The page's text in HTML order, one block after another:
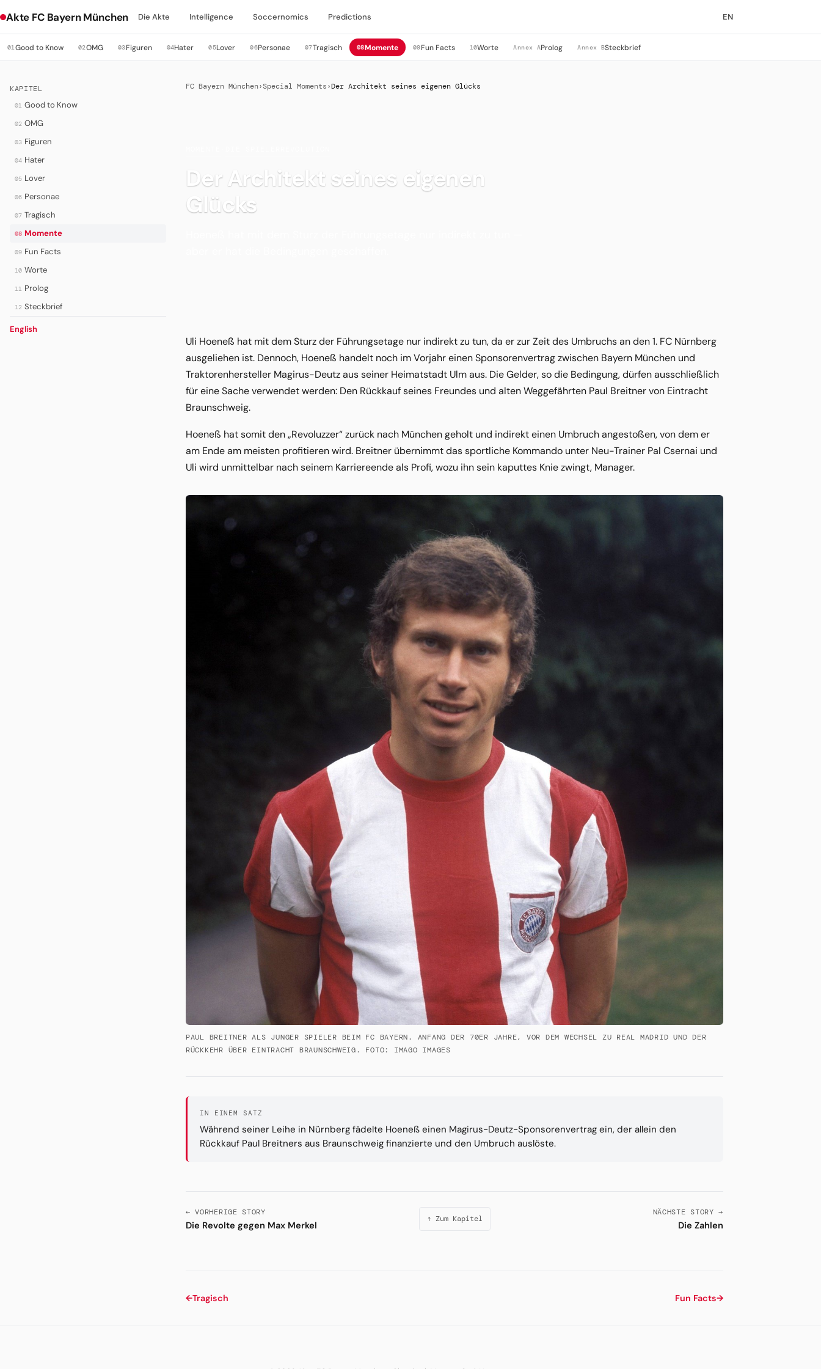
Akte FC Bayern München Die Akte Intelligence Soccernomics Predictions EN
01Good to Know 02OMG 03Figuren 04Hater 05Lover 06Personae 07Tragisch 08Momente 09Fun Facts 10Worte Annex AProlog Annex BSteckbrief
KAPITEL
01 Good to Know
02 OMG
03 Figuren
04 Hater
05 Lover
06 Personae
07 Tragisch
08 Momente
09 Fun Facts
10 Worte
11 Prolog
12 Steckbrief
English
FC Bayern München› Special Moments ›Der Architekt seines eigenen Glücks
Der Architekt seines eigenen
Glücks
Uli Hoeneß hat mit dem Sturz der Führungsetage nur indirekt zu tun, da er zur Zeit des Umbruchs an den 1. FC Nürnberg
ausgeliehen ist. Dennoch, Hoeneß handelt noch im Vorjahr einen Sponsorenvertrag zwischen Bayern München und
Traktorenhersteller Magirus-Deutz aus seiner Heimatstadt Ulm aus. Die Gelder, so die Bedingung, dürfen ausschließlich
für eine Sache verwendet werden: Den Rückkauf seines Freundes und alten Weggefährten Paul Breitner von Eintracht
Braunschweig.
Hoeneß hat somit den „Revoluzzer“ zurück nach München geholt und indirekt einen Umbruch angestoßen, von dem er
am Ende am meisten profitieren wird. Breitner übernimmt das sportliche Kommando unter Neu-Trainer Pal Csernai und
Uli wird unmittelbar nach seinem Karriereende als Profi, wozu ihn sein kaputtes Knie zwingt, Manager.
PAUL BREITNER ALS JUNGER SPIELER BEIM FC BAYERN. ANFANG DER 70ER JAHRE, VOR DEM WECHSEL ZU REAL MADRID UND DER
RÜCKKEHR ÜBER EINTRACHT BRAUNSCHWEIG. FOTO: IMAGO IMAGES
IN EINEM SATZ
Während seiner Leihe in Nürnberg fädelte Hoeneß einen Magirus-Deutz-Sponsorenvertrag ein, der allein den
Rückkauf Paul Breitners aus Braunschweig finanzierte und den Umbruch auslöste.
← VORHERIGE STORY
Die Revolte gegen Max Merkel
↑ Zum Kapitel
NÄCHSTE STORY →
Die Zahlen
←Tragisch Fun Facts→